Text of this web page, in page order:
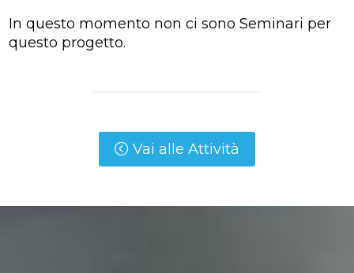
In questo momento non ci sono Seminari per
questo progetto.
Vai alle Attività